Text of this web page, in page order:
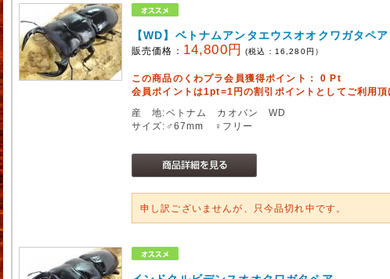
【WD】ベトナムアンタエウスオオクワガタペア
販売価格： 14,800円 (税込： 16,280円）
この商品のくわプラ会員獲得ポイント：0 Pt
会員ポイントは1pt=1円の割引ポイントとしてご利用頂
産 地:ベトナム カオバン WD
サイズ:♂67mm ♀フリー
申し訳ございませんが、只今品切れ中です。